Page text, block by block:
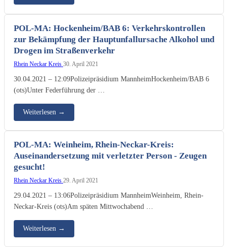
POL-MA: Hockenheim/BAB 6: Verkehrskontrollen
zur Bekämpfung der Hauptunfallursache Alkohol und
Drogen im Straßenverkehr
Rhein Neckar Kreis 30. April 2021
30.04.2021 – 12:09Polizeipräsidium MannheimHockenheim/BAB 6
(ots)Unter Federführung der …
Weiterlesen →
POL-MA: Weinheim, Rhein-Neckar-Kreis:
Auseinandersetzung mit verletzter Person - Zeugen
gesucht!
Rhein Neckar Kreis 29. April 2021
29.04.2021 – 13:06Polizeipräsidium MannheimWeinheim, Rhein-
Neckar-Kreis (ots)Am späten Mittwochabend …
Weiterlesen →